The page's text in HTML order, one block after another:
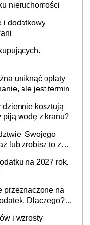
nieruchomości
i dodatkowy
uniknąć opłaty
ale jest termin
dziennie kosztują
piją wodę z kranu?
Swojego
lub zrobisz to ze
na 2027 rok.
przeznaczone na
Dlaczego?
i wzrosty